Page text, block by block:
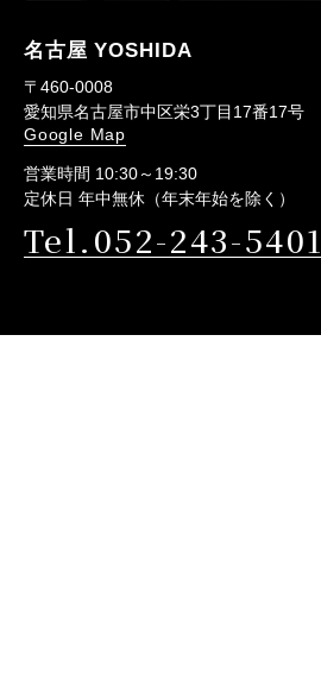
名古屋 YOSHIDA
〒460-0008
愛知県名古屋市中区栄3丁目17番17号
Google Map
営業時間 10:30～19:30
定休日 年中無休（年末年始を除く）
Tel.052-243-5401